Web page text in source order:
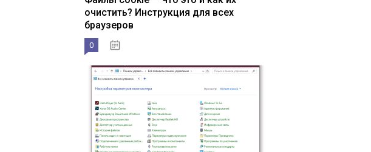
очистить? Инструкция для всех
браузеров
0